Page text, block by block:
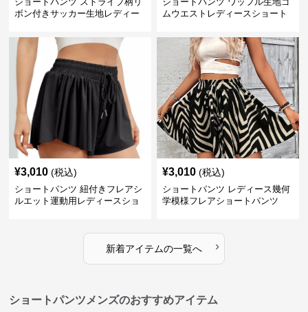
ボン付きサッカー生地レディー
ムウエストレディースショート
¥3,010 (税込)
ショートパンツ 紐付きフレアシ
ルエット運動用レディースショ
¥3,010 (税込)
ショートパンツ レディース幾何
学模様フレアショートパンツ
新着アイテムの一覧へ ›
ショートパンツメンズのおすすめアイテム